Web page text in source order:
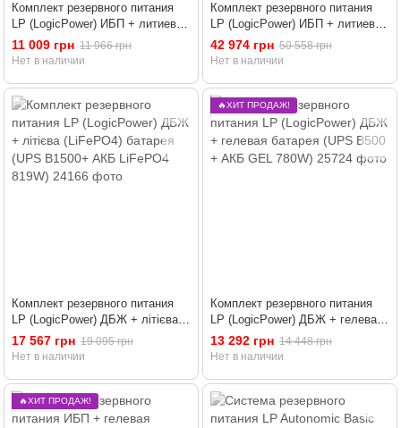
Комплект резервного питания
LP (LogicPower) ИБП + литиевая
(LiFePO4) батарея (UPS В500+
АКБ LiFePO4 410W)
11 009 грн 11 966 грн
Нет в наличии
Комплект резервного питания
LP (LogicPower) ИБП + литиевая
(LiFePO4) батарея (UPS W4000+
АКБ LiFePO4 2560W)
42 974 грн 50 558 грн
Нет в наличии
Комплект резервного питания
LP (LogicPower) ДБЖ + літієва
(LiFePO4) батарея (UPS B1500+
АКБ LiFePO4 819W)
17 567 грн 19 095 грн
Нет в наличии
🔥ХИТ ПРОДАЖ!
Комплект резервного питания
LP (LogicPower) ДБЖ + гелевая
батарея (UPS B500 + АКБ GEL
780W)
13 292 грн 14 448 грн
Нет в наличии
🔥ХИТ ПРОДАЖ!